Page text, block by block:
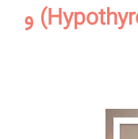
کم‌کاری تیروئید (Hypothyroidism) و